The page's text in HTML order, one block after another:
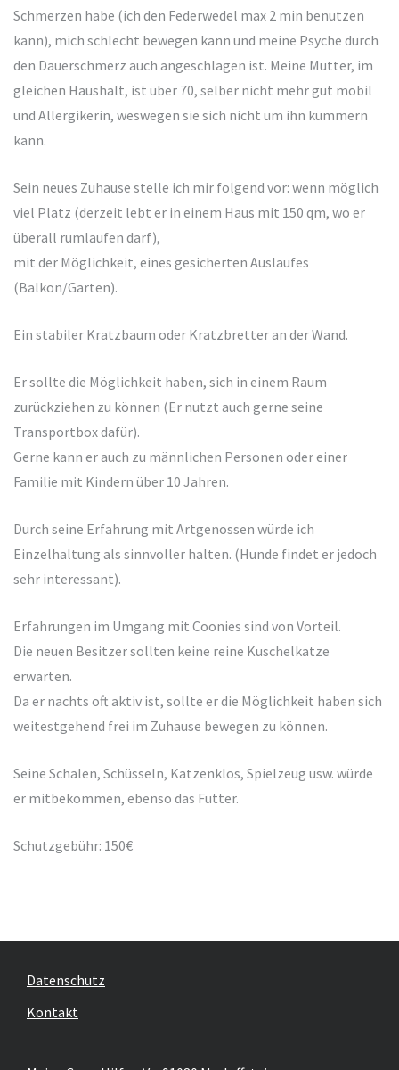
Schmerzen habe (ich den Federwedel max 2 min benutzen
kann), mich schlecht bewegen kann und meine Psyche durch
den Dauerschmerz auch angeschlagen ist. Meine Mutter, im
gleichen Haushalt, ist über 70, selber nicht mehr gut mobil
und Allergikerin, weswegen sie sich nicht um ihn kümmern
kann.
Sein neues Zuhause stelle ich mir folgend vor: wenn möglich
viel Platz (derzeit lebt er in einem Haus mit 150 qm, wo er
überall rumlaufen darf),
mit der Möglichkeit, eines gesicherten Auslaufes
(Balkon/Garten).
Ein stabiler Kratzbaum oder Kratzbretter an der Wand.
Er sollte die Möglichkeit haben, sich in einem Raum
zurückziehen zu können (Er nutzt auch gerne seine
Transportbox dafür).
Gerne kann er auch zu männlichen Personen oder einer
Familie mit Kindern über 10 Jahren.
Durch seine Erfahrung mit Artgenossen würde ich
Einzelhaltung als sinnvoller halten. (Hunde findet er jedoch
sehr interessant).
Erfahrungen im Umgang mit Coonies sind von Vorteil.
Die neuen Besitzer sollten keine reine Kuschelkatze
erwarten.
Da er nachts oft aktiv ist, sollte er die Möglichkeit haben sich
weitestgehend frei im Zuhause bewegen zu können.
Seine Schalen, Schüsseln, Katzenklos, Spielzeug usw. würde
er mitbekommen, ebenso das Futter.
Schutzgebühr: 150€
Datenschutz
Kontakt